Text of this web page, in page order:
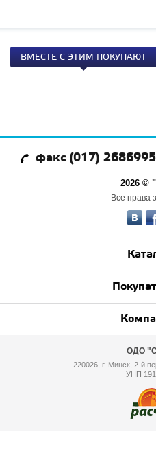
ВМЕСТЕ С ЭТИМ ПОКУПАЮТ
факс (017)
2026 ©
Все права
ОДО
220026, г. Минск, 2-й
УНП